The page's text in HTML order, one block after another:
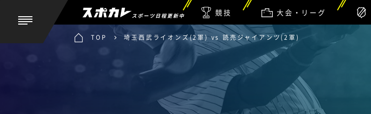
スポーツ日程更新中 競技 大会・リーグ
TOP 埼玉西武ライオンズ(2軍) vs 読売ジャイアンツ(2軍)